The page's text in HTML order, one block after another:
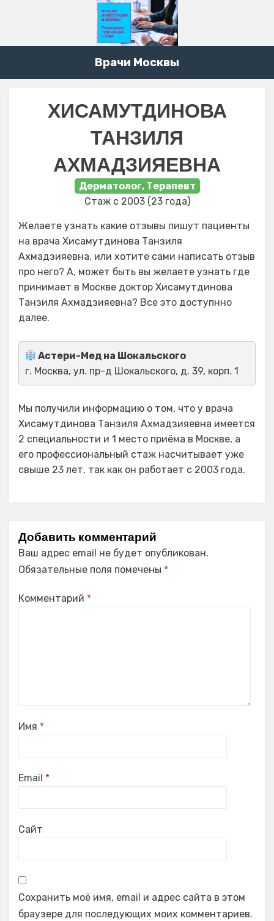
Врачи Москвы
ХИСАМУТДИНОВА
ТАНЗИЛЯ
АХМАДЗИЯЕВНА
Дерматолог, Терапевт
Стаж с 2003 (23 года)
Желаете узнать какие отзывы пишут пациенты
на врача Хисамутдинова Танзиля
Ахмадзияевна, или хотите сами написать отзыв
про него? А, может быть вы желаете узнать где
принимает в Москве доктор Хисамутдинова
Танзиля Ахмадзияевна? Все это доступнно
далее.
Астери-Мед на Шокальского
г. Москва, ул. пр-д Шокальского, д. 39, корп. 1
Мы получили информацию о том, что у врача
Хисамутдинова Танзиля Ахмадзияевна имеется
2 специальности и 1 место приёма в Москве, а
его профессиональный стаж насчитывает уже
свыше 23 лет, так как он работает с 2003 года.
Добавить комментарий
Ваш адрес email не будет опубликован.
Обязательные поля помечены *
Комментарий *
Имя *
Email *
Сайт
Сохранить моё имя, email и адрес сайта в этом
браузере для последующих моих комментариев.